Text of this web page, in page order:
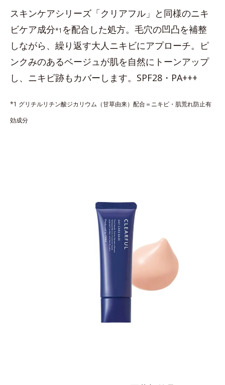
スキンケアシリーズ「クリアフル」と同様のニキ
ビケア成分*1 を配合した処方。毛穴の凹凸を補整
しながら、繰り返す大人ニキビにアプローチ。ピ
ンクみのあるベージュが肌を自然にトーンアップ
し、ニキビ跡もカバーします。SPF28・PA+++
*1 グリチルリチン酸ジカリウム（甘草由来）配合＝ニキビ・肌荒れ防止有
効成分